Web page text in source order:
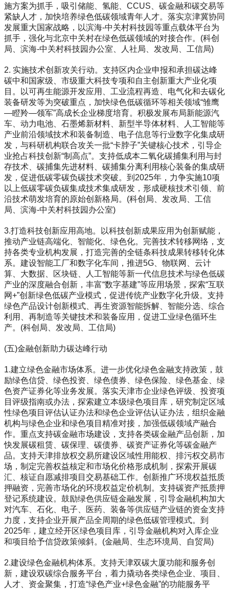
施方案为抓手，吸引储能、氢能、CCUS、碳金融和碳交易等
紧缺人才，加快培养绿色低碳领域青年人才。落实京津冀协同
发展重大国家战略，以滨海-中关村科技园等重点载体平台为
抓手，强化与北京中关村在绿色低碳领域的对接合作。(科创
局、滨海-中关村科技园办公室、人社局、发改局、工信局)
2. 实施技术创新攻关行动。支持区内企业申报和承担碳达峰
碳中和国家级、市级重大科技专项和自主创新重大产业化项
目。以可再生能源开发应用、工业流程再造、电气化和去碳化
装备研发等为突破重点，加快绿色低碳循环等相关领域“雏鹰
—瞪羚—领军”高成长企业梯度培育。积极发展布局新能源汽
车、动力电池、石墨烯新材料、新型半导体材料、人工智能等
产业前沿领域技术和装备制造、电子信息等行业数字化集成研
发，与科研机构联合攻关一批“卡脖子”关键核心技术，引导企
业抢占科技创新“制高点”。支持低成本二氧化碳捕集利用与封
存技术、碳捕集先进材料、碳捕集分离利用核心装备的集成研
发，促进低碳零碳负碳技术突破。到2025年，力争实施10项
以上低碳零碳负碳集成技术集成研发，形成硬核技术引领、前
沿技术萌发培育的原始创新格局。(科创局、发改局、工信
局、滨海-中关村科技园办公室)
3.打造科技创新应用高地。以科技创新成果应用为创新赋能，
推动产业链高端化、智能化、绿色化。完善技术转移网络，支
持各类专业机构发展，打造完善的全链条科技成果转移转化体
系。建设智能工厂和数字化车间，推进5G、物联网、云计
算、大数据、区块链、人工智能等新一代信息技术与绿色低碳
产业的深度融合创新，丰富“数字基建”等应用场景，探索“互联
网+”创新绿色低碳产业模式，促进传统产业数字化升级。支持
绿色产品设计创新模式、再生资源智能拆解、智能分选、综合
利用、再制造等关键技术和装备应用，促进工业绿色循环生
产。(科创局、发改局、工信局)
(五)金融创新助力碳达峰行动
1.建立绿色金融市场体系。进一步优化绿色金融支持政策，鼓
励绿色信贷、绿色投资、绿色债券、绿色保险、绿色基金、绿
色资产证券化等业务发展。落实天津市企业绿色评级、投资项
目评级指南或办法，探索建立本级绿色项目库，研究制定区域
性绿色项目评估认证办法和绿色企业评估认证办法，组织金融
机构与绿色企业和绿色项目精准对接，加强低碳领域产融合
作。重点支持碳金融市场建设，支持各类碳金融产品创新，加
快发展碳租赁、碳保理、碳债券、碳资产证券化等碳金融产
品。支持天津排放权交易所建设区域性用能权、排污权交易市
场，制定完善权益核定和市场化价格形成机制，探索开展碳
汇、核证自愿减排项目交易基础工作。创新推广环境权益抵质
押融资，完善市场化的环境权益定价机制。支持碳资产抵质押
登记系统建设。鼓励绿色供应链金融发展，引导金融机构加大
对汽车、石化、电子、医药、装备等供应链产业链的资金支持
力度，支持企业开展产品全周期的绿色低碳管理模式。到
2025年，建立经开区绿色项目库，引导金融机构对入库企业
和项目给予信贷政策倾斜。(金融局、生态环境局、自贸局)
2.建设绿色金融机构体系。支持天津双碳大厦功能和服务创
新，建设双碳综合服务平台，着力撬动各类绿色企业、项目、
人才、资金聚集，打造“绿色产业+绿色金融”的功能服务平